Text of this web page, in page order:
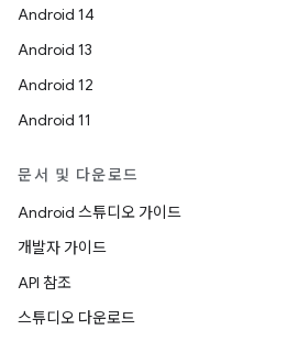
Android 14
Android 13
Android 12
Android 11
문서 및 다운로드
Android 스튜디오 가이드
개발자 가이드
API 참조
스튜디오 다운로드